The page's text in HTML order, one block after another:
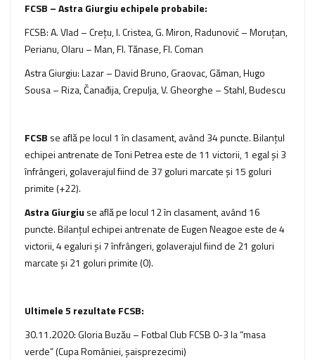
FCSB – Astra Giurgiu echipele probabile:
FCSB: A. Vlad – Creţu, I. Cristea, G. Miron, Radunović – Moruţan,
Perianu, Olaru – Man, Fl. Tănase, Fl. Coman
Astra Giurgiu: Lazar – David Bruno, Graovac, Găman, Hugo
Sousa – Riza, Čanađija, Crepulja, V. Gheorghe – Stahl, Budescu
FCSB se află pe locul 1 în clasament, având 34 puncte. Bilanţul
echipei antrenate de Toni Petrea este de 11 victorii, 1 egal şi 3
înfrângeri, golaverajul fiind de 37 goluri marcate şi 15 goluri
primite (+22).
Astra Giurgiu se află pe locul 12 în clasament, având 16
puncte. Bilanţul echipei antrenate de Eugen Neagoe este de 4
victorii, 4 egaluri şi 7 înfrângeri, golaverajul fiind de 21 goluri
marcate şi 21 goluri primite (0).
Ultimele 5 rezultate FCSB:
30.11.2020: Gloria Buzău – Fotbal Club FCSB 0-3 la “masa
verde” (Cupa României, şaisprezecimi)